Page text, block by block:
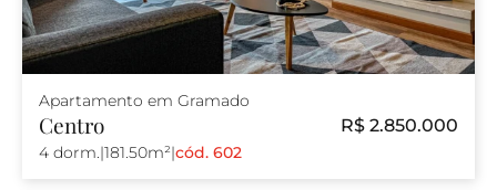
Apartamento em Gramado
Centro R$ 2.850.000
4 dorm.|181.50m²|cód. 602